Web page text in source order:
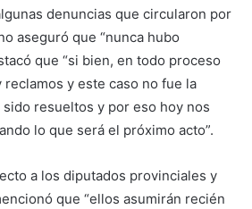
denuncias que circularon por
aseguró que “nunca hubo
que “si bien, en todo proceso
y este caso no fue la
resueltos y por eso hoy nos
lo que será el próximo acto”.
a los diputados provinciales y
que “ellos asumirán recién